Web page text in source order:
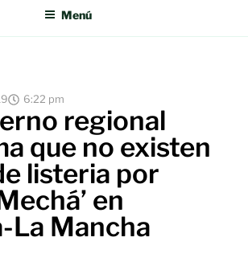
Menú
6:22 pm
regional
que no existen
listeria por
en
La Mancha